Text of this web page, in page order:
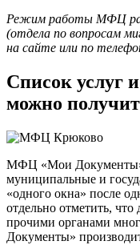
Режим работы МФЦ
(отдела по вопросам
на сайте или по
Список услуг
можно
МФЦ «Мои Документы»
муниципальные и
«одного окна» после
отдельно отметить,
прочими органами
Документы» производит